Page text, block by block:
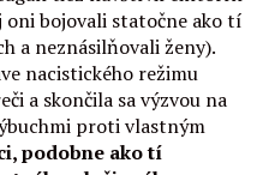
oni bojovali statočne ako tí
a neznásilňovali ženy).
nacistického režimu
a skončila sa výzvou na
proti vlastným
podobne ako tí